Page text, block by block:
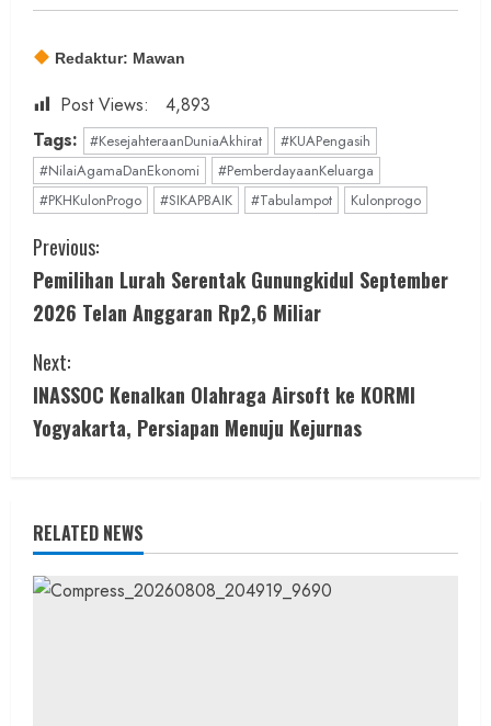
Redaktur: Mawan
Post Views:
4,893
Tags:
#KesejahteraanDuniaAkhirat
#KUAPengasih
#NilaiAgamaDanEkonomi
#PemberdayaanKeluarga
#PKHKulonProgo
#SIKAPBAIK #Tabulampot Kulonprogo
C
o
n
t
i
u
e
Previous:
Pemilihan Lurah Serentak Gunungkidul September
2026 Telan Anggaran Rp2,6 Miliar
Next:
INASSOC Kenalkan Olahraga Airsoft ke KORMI
Yogyakarta, Persiapan Menuju Kejurnas
RELATED NEWS